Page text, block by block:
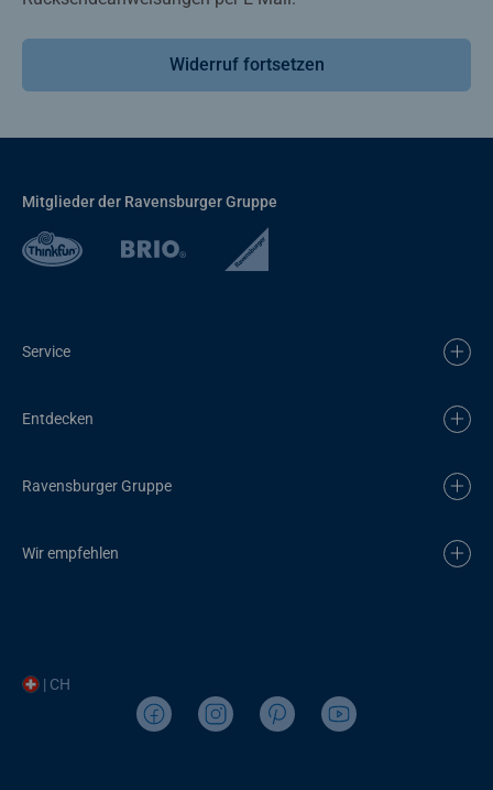
Widerruf fortsetzen
Mitglieder der Ravensburger Gruppe
Service
Entdecken
Ravensburger Gruppe
Wir empfehlen
| CH